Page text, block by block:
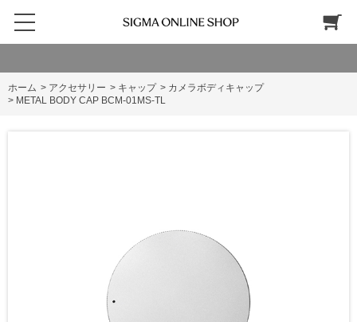
ホーム > アクセサリー > キャップ > カメラボディキャップ
> METAL BODY CAP BCM-01MS-TL